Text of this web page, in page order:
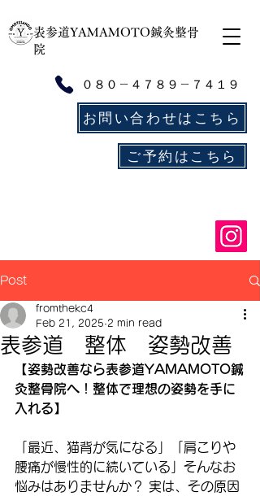
​表参道YAMAMOTO鍼灸整骨
院
ご予約はこちら
０８０－４７８９－７４１９
お問い合わせはこちら
Post
表参道 整体 姿勢改善
fromthekc4
Feb 21, 2025 2 min read
【姿勢改善なら表参道YAMAMOTO鍼
灸整骨院へ！整体で理想の姿勢を手に
入れる】
「最近、猫背が気になる」「肩こりや
腰痛が慢性的に続いている」そんなお
悩みはありませんか？ 実は、その原因